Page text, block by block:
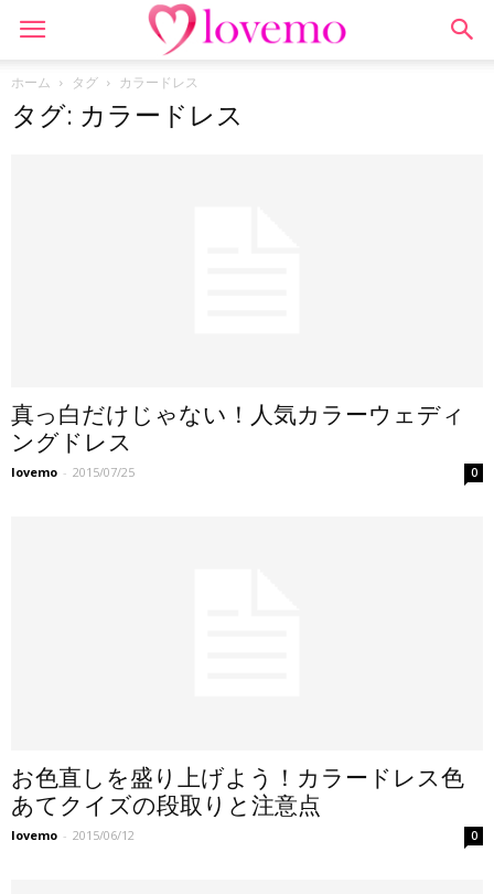
ホーム タグ カラードレス
タグ: カラードレス
真っ白だけじゃない！人気カラーウェディ
ングドレス
lovemo - 2015/07/25 0
お色直しを盛り上げよう！カラードレス色
あてクイズの段取りと注意点
lovemo - 2015/06/12 0